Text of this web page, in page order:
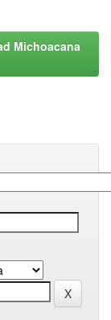
Michoacana